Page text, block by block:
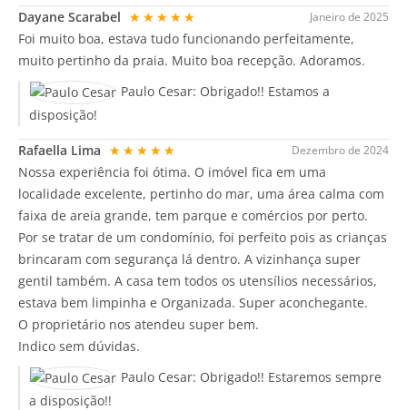
Janeiro de 2025
Dayane Scarabel ★★★★★
Foi muito boa, estava tudo funcionando perfeitamente,
muito pertinho da praia. Muito boa recepção. Adoramos.
Paulo Cesar: Obrigado!! Estamos a
disposição!
Dezembro de 2024
Rafaella Lima ★★★★★
Nossa experiência foi ótima. O imóvel fica em uma
localidade excelente, pertinho do mar, uma área calma com
faixa de areia grande, tem parque e comércios por perto.
Por se tratar de um condomínio, foi perfeito pois as crianças
brincaram com segurança lá dentro. A vizinhança super
gentil também. A casa tem todos os utensílios necessários,
estava bem limpinha e Organizada. Super aconchegante.
O proprietário nos atendeu super bem.
Indico sem dúvidas.
Paulo Cesar: Obrigado!! Estaremos sempre
a disposição!!